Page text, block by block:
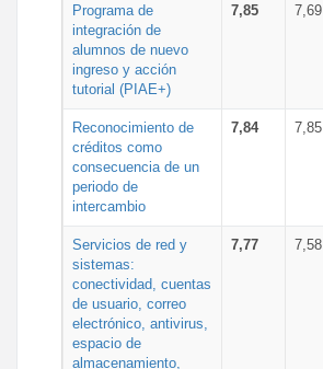
Programa de
integración de
alumnos de nuevo
ingreso y acción
tutorial (PIAE+)
7,85 7,69
Reconocimiento de
créditos como
consecuencia de un
periodo de
intercambio
7,84 7,85
Servicios de red y
sistemas:
conectividad, cuentas
de usuario, correo
electrónico, antivirus,
espacio de
almacenamiento,
7,77 7,58